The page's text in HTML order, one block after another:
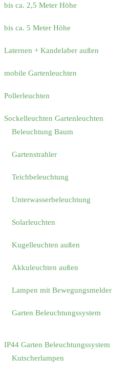
bis ca. 2,5 Meter Höhe
bis ca. 5 Meter Höhe
Laternen + Kandelaber außen
mobile Gartenleuchten
Pollerleuchten
Sockelleuchten Gartenleuchten
Beleuchtung Baum
Gartenstrahler
Teichbeleuchtung
Unterwasserbeleuchtung
Solarleuchten
Kugelleuchten außen
Akkuleuchten außen
Lampen mit Bewegungsmelder
Garten Beleuchtungssystem
IP44 Garten Beleuchtungssystem
Kutscherlampen